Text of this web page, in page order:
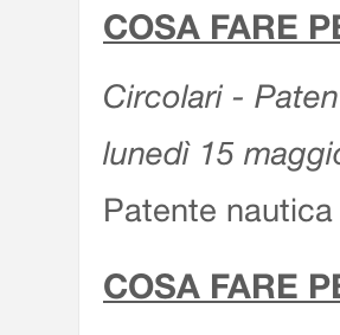
COSA FARE
Circolari -
lunedì 15
Patente
COSA FARE